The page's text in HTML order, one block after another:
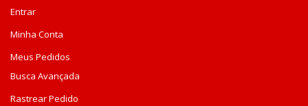
Entrar
Minha Conta
Meus Pedidos
Busca Avançada
Rastrear Pedido